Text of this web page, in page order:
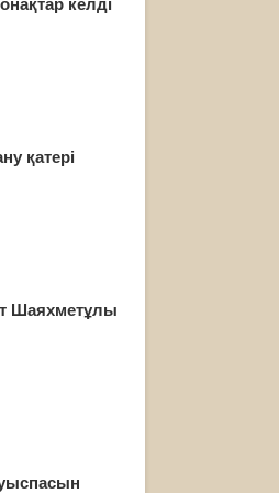
қатері
Шаяхметұлы